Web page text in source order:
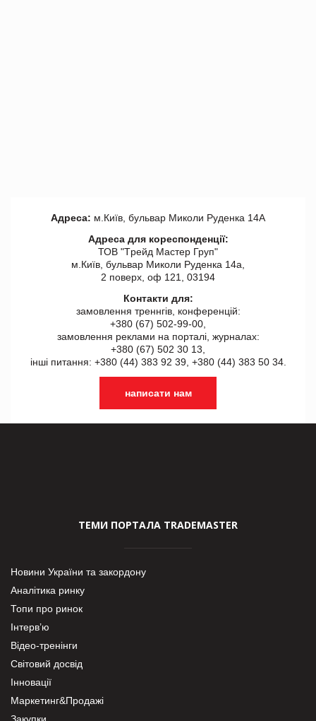
Адреса: м.Київ, бульвар Миколи Руденка 14А
Адреса для кореспонденції:
ТОВ "Tрейд Мастер Груп"
м.Київ, бульвар Миколи Руденка 14а,
2 поверх, оф 121, 03194
Контакти для:
замовлення треннгів, конференцій:
+380 (67) 502-99-00,
замовлення реклами на порталі, журналах:
+380 (67) 502 30 13,
інші питання: +380 (44) 383 92 39, +380 (44) 383 50 34.
написати нам
ТЕМИ ПОРТАЛА TRADEMASTER
Новини України та закордону
Аналітика ринку
Топи про ринок
Інтерв’ю
Відео-тренінги
Світовий досвід
Інновації
Маркетинг&Продажі
Закупки